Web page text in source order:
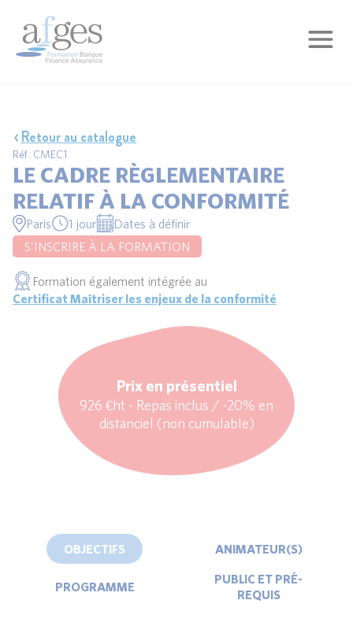
Retour au catalogue
Réf : CMEC1
LE CADRE RÈGLEMENTAIRE
RELATIF À LA CONFORMITÉ
Paris 1 jour
Dates à définir
S'INSCRIRE À LA FORMATION
Formation également intégrée au
Certificat Maîtriser les enjeux de la conformité
Prix en présentiel
926 €ht - Repas inclus / -20% en
distanciel (non cumulable)
OBJECTIFS ANIMATEUR(S)
PROGRAMME
PUBLIC ET PRÉ-
REQUIS